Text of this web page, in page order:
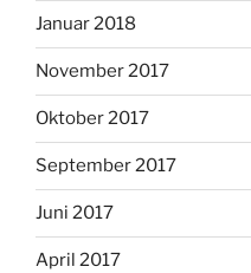
Januar 2018
November 2017
Oktober 2017
September 2017
Juni 2017
April 2017